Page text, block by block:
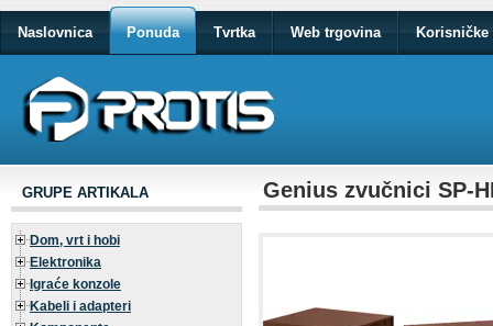
Naslovnica Ponuda Tvrtka Web trgovina Korisničke
GRUPE ARTIKALA
Dom, vrt i hobi
Elektronika
Igraće konzole
Kabeli i adapteri
Genius zvučnici SP-